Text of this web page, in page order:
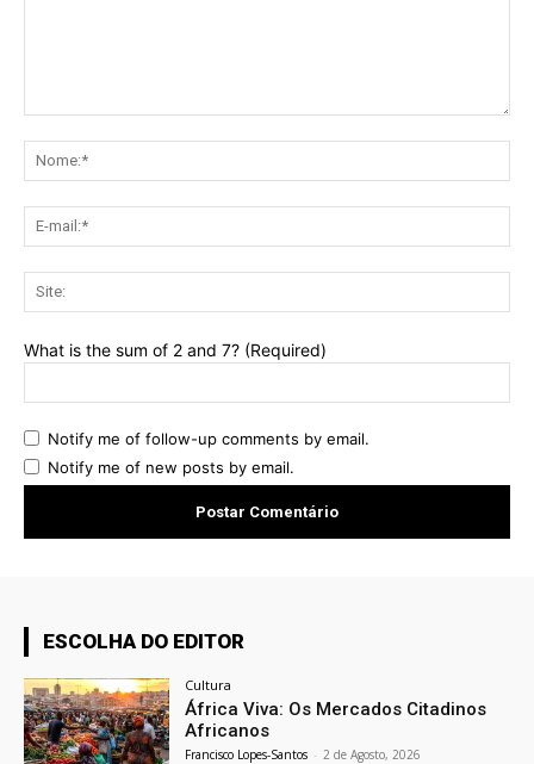
What is the sum of 2 and 7? (Required)
Notify me of follow-up comments by email.
Notify me of new posts by email.
ESCOLHA DO EDITOR
Cultura
África Viva: Os Mercados Citadinos
Africanos
Francisco Lopes-Santos - 2 de Agosto, 2026